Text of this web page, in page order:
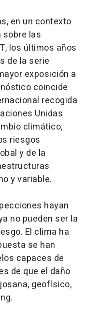
en un contexto
las
los últimos años
de la serie
exposición a
coincide
recogida
Unidas
climático,
riesgos
y de la
y variable.
hayan
no pueden ser la
El clima ha
se han
capaces de
de que el daño
geofísico,